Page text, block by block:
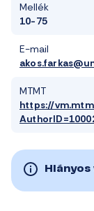
Mellék
10-75
E-mail
MTMT
https://